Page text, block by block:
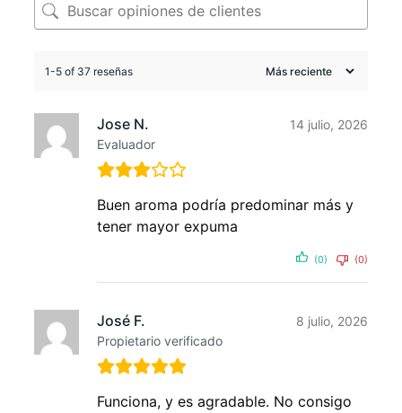
1-5 of 37 reseñas
Jose N.
Evaluador
14 julio, 2026
Buen aroma podría predominar más y
tener mayor expuma
(0) (0)
José F.
Propietario verificado
8 julio, 2026
Funciona, y es agradable. No consigo